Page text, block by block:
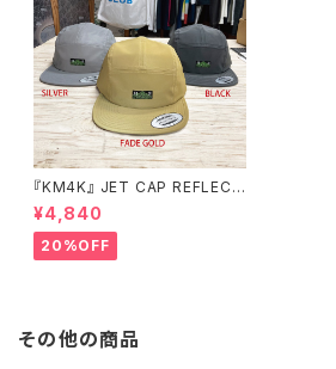
『KM4K』 JET CAP REFLECT
OR カモシカ ジェットキャップ
リフレクター
¥4,840
20%OFF
その他の商品